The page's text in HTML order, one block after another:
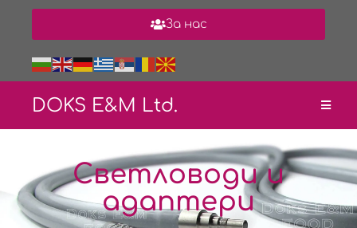
За нас
DOKS E& M Ltd.
Светловоди и
адаптери